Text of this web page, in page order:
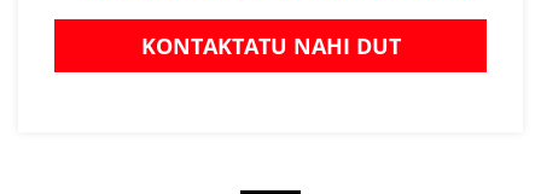
KONTAKTATU NAHI DUT